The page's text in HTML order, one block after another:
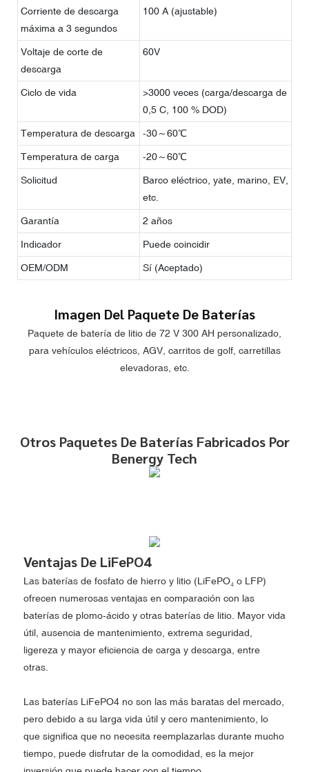
Corriente de descarga
máxima a 3 segundos
100 A (ajustable)
Voltaje de corte de
descarga
60V
Ciclo de vida
>3000 veces (carga/descarga de
0,5 C, 100 % DOD)
Temperatura de descarga -30～60℃
Temperatura de carga -20～60℃
Solicitud
Barco eléctrico, yate, marino, EV,
etc.
Garantía 2 años
Indicador Puede coincidir
OEM/ODM Sí (Aceptado)
Imagen Del Paquete De Baterías
Paquete de batería de litio de 72 V 300 AH personalizado,
para vehículos eléctricos, AGV, carritos de golf, carretillas
elevadoras, etc.
Otros Paquetes De Baterías Fabricados Por
Benergy Tech
Ventajas De LiFePO4
Las baterías de fosfato de hierro y litio (LiFePO₄ o LFP)
ofrecen numerosas ventajas en comparación con las
baterías de plomo-ácido y otras baterías de litio. Mayor vida
útil, ausencia de mantenimiento, extrema seguridad,
ligereza y mayor eficiencia de carga y descarga, entre
otras.
Las baterías LiFePO4 no son las más baratas del mercado,
pero debido a su larga vida útil y cero mantenimiento, lo
que significa que no necesita reemplazarlas durante mucho
tiempo, puede disfrutar de la comodidad, es la mejor